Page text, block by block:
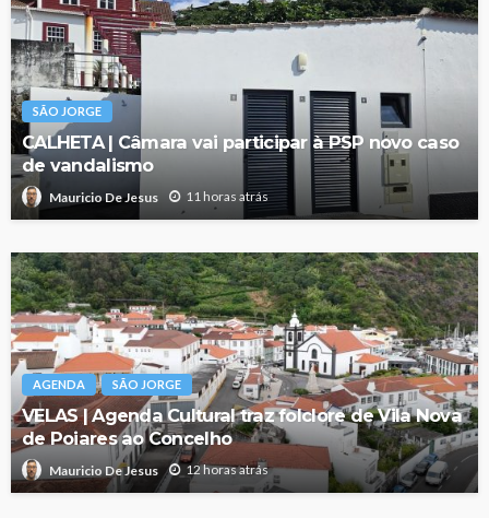
SÃO JORGE
CALHETA | Câmara vai participar à PSP novo caso
de vandalismo
Mauricio De Jesus 11 horas atrás
AGENDA SÃO JORGE
VELAS | Agenda Cultural traz folclore de Vila Nova
de Poiares ao Concelho
Mauricio De Jesus 12 horas atrás